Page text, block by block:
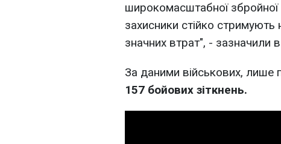
широкомасштабної збройної
захисники стійко
значних втрат", - зазначили
За даними військових, лише
157 бойових зіткнень.